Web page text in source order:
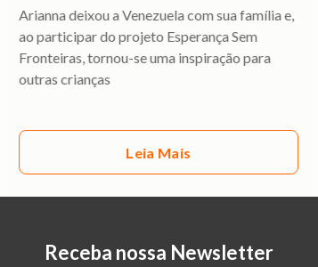
Arianna deixou a Venezuela com sua família e,
ao participar do projeto Esperança Sem
Fronteiras, tornou-se uma inspiração para
outras crianças
Leia Mais
Receba nossa Newsletter